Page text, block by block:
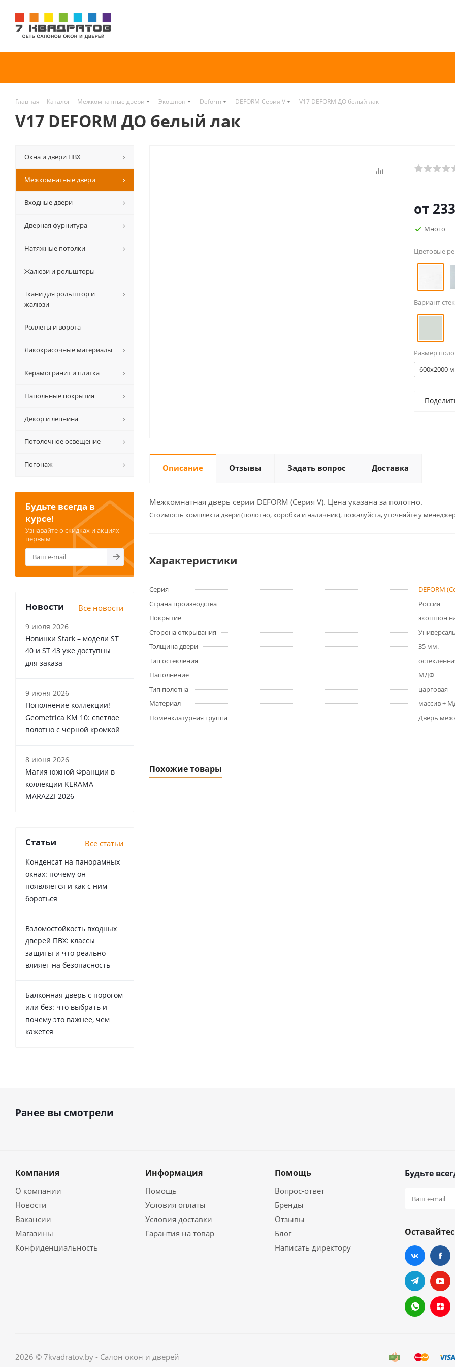
Главная - Каталог - Межкомнатные двери - Экошпон - Deform - DEFORM Серия V - V17 DEFORM ДО белый лак
V17 DEFORM ДО белый лак
от
Много
Цветовые
Вариант
Размер
600x2000
Описание Отзывы Задать вопрос Доставка
Межкомнатная дверь серии DEFORM (Серия V). Цена указана за полотно.
Cтоимость комплекта двери (полотно, коробка и наличник), пожалуйста, уточняйте у
Характеристики
Серия
DEFORM
Страна производства
Россия
Покрытие
экошпон
Сторона открывания
Толщина двери
35 мм.
Тип остекления
Наполнение
МДФ
Тип полотна
царговая
Материал
массив +
Номенклатурная группа
Дверь
Похожие товары
Окна и двери ПВХ
Межкомнатные двери
Входные двери
Дверная фурнитура
Натяжные потолки
Жалюзи и рольшторы
Ткани для рольштор и
жалюзи
Роллеты и ворота
Лакокрасочные материалы
Керамогранит и плитка
Напольные покрытия
Декор и лепнина
Потолочное освещение
Погонаж
Будьте всегда в
курсе!
Узнавайте о скидках и акциях
первым
Новости Все новости
9 июля 2026
Новинки Stark – модели ST
40 и ST 43 уже доступны
для заказа
9 июня 2026
Пополнение коллекции!
Geometrica KM 10: светлое
полотно с черной кромкой
8 июня 2026
Магия южной Франции в
коллекции KERAMA
MARAZZI 2026
Статьи Все статьи
Конденсат на панорамных
окнах: почему он
появляется и как с ним
бороться
Взломостойкость входных
дверей ПВХ: классы
защиты и что реально
влияет на безопасность
Балконная дверь с порогом
или без: что выбрать и
почему это важнее, чем
кажется
Ранее вы смотрели
Компания
О компании
Новости
Вакансии
Магазины
Конфиденциальность
Информация
Помощь
Условия оплаты
Условия доставки
Гарантия на товар
Помощь
Вопрос-ответ
Бренды
Отзывы
Блог
Написать директору
Будьте
2026 © 7kvadratov.by - Салон окон и дверей